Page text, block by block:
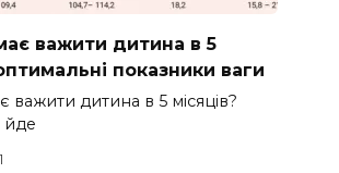
важити дитина в 5
показники ваги
важити дитина в 5 місяців?
йде